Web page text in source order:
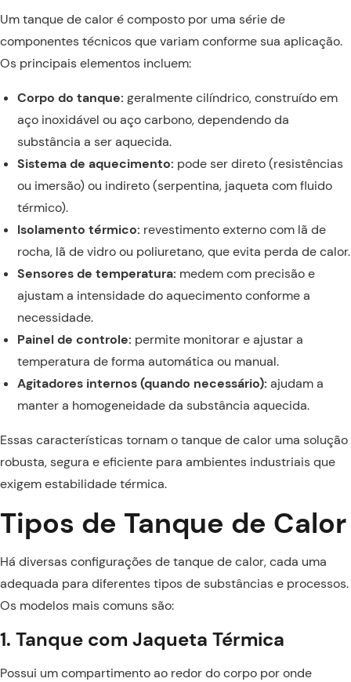
Um tanque de calor é composto por uma série de
componentes técnicos que variam conforme sua aplicação.
Os principais elementos incluem:
Corpo do tanque: geralmente cilíndrico, construído em
aço inoxidável ou aço carbono, dependendo da
substância a ser aquecida.
Sistema de aquecimento: pode ser direto (resistências
ou imersão) ou indireto (serpentina, jaqueta com fluido
térmico).
Isolamento térmico: revestimento externo com lã de
rocha, lã de vidro ou poliuretano, que evita perda de calor.
Sensores de temperatura: medem com precisão e
ajustam a intensidade do aquecimento conforme a
necessidade.
Painel de controle: permite monitorar e ajustar a
temperatura de forma automática ou manual.
Agitadores internos (quando necessário): ajudam a
manter a homogeneidade da substância aquecida.
Essas características tornam o tanque de calor uma solução
robusta, segura e eficiente para ambientes industriais que
exigem estabilidade térmica.
Tipos de Tanque de Calor
Há diversas configurações de tanque de calor, cada uma
adequada para diferentes tipos de substâncias e processos.
Os modelos mais comuns são:
1. Tanque com Jaqueta Térmica
Possui um compartimento ao redor do corpo por onde